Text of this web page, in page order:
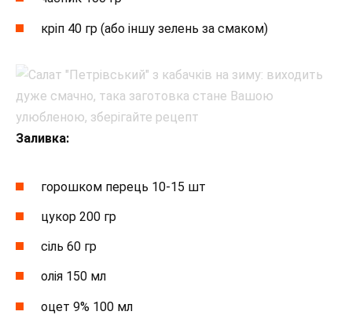
кріп 40 гр (або іншу зелень за смаком)
Заливка:
горошком перець 10-15 шт
цукор 200 гр
сіль 60 гр
олія 150 мл
оцет 9% 100 мл